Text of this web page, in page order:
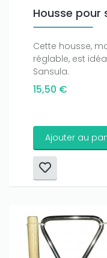
Housse pour
Cette housse,
réglable, est
Sansula.
15,50 €
Ajouter au